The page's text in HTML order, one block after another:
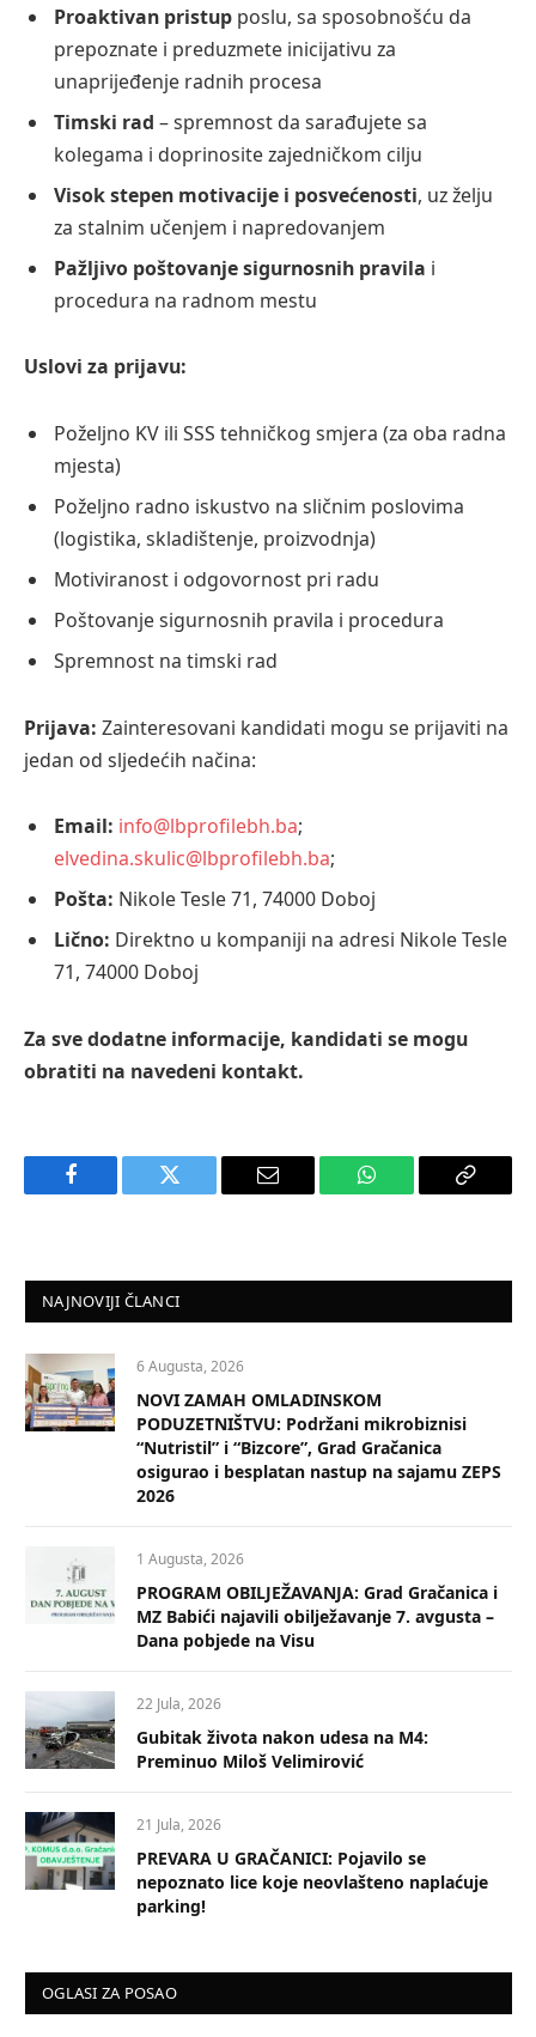
Proaktivan pristup poslu, sa sposobnošću da
prepoznate i preduzmete inicijativu za
unaprijeđenje radnih procesa
Timski rad – spremnost da sarađujete sa
kolegama i doprinosite zajedničkom cilju
Visok stepen motivacije i posvećenosti, uz želju
za stalnim učenjem i napredovanjem
Pažljivo poštovanje sigurnosnih pravila i
procedura na radnom mestu
Uslovi za prijavu:
Poželjno KV ili SSS tehničkog smjera (za oba radna
mjesta)
Poželjno radno iskustvo na sličnim poslovima
(logistika, skladištenje, proizvodnja)
Motiviranost i odgovornost pri radu
Poštovanje sigurnosnih pravila i procedura
Spremnost na timski rad
Prijava: Zainteresovani kandidati mogu se prijaviti na
jedan od sljedećih načina:
Email: info@lbprofilebh.ba;
elvedina.skulic@lbprofilebh.ba;
Pošta: Nikole Tesle 71, 74000 Doboj
Lično: Direktno u kompaniji na adresi Nikole Tesle
71, 74000 Doboj
Za sve dodatne informacije, kandidati se mogu
obratiti na navedeni kontakt.
Facebook Twitter Email WhatsApp Copy
NAJNOVIJI ČLANCI
6 Augusta, 2026
NOVI ZAMAH OMLADINSKOM
PODUZETNIŠTVU: Podržani mikrobiznisi
“Nutristil” i “Bizcore”, Grad Gračanica
osigurao i besplatan nastup na sajamu ZEPS
2026
1 Augusta, 2026
PROGRAM OBILJEŽAVANJA: Grad Gračanica i
MZ Babići najavili obilježavanje 7. avgusta –
Dana pobjede na Visu
22 Jula, 2026
Gubitak života nakon udesa na M4:
Preminuo Miloš Velimirović
21 Jula, 2026
PREVARA U GRAČANICI: Pojavilo se
nepoznato lice koje neovlašteno naplaćuje
parking!
OGLASI ZA POSAO